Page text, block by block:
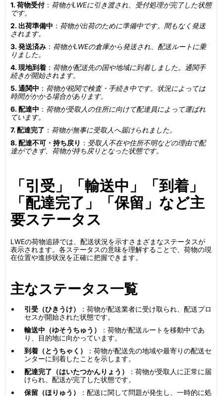
1. 荷物受付： 荷物がLWEに引き渡され、受付処理が完了した状態
です。
2. 出荷準備中 ： 荷物が出荷のために準備中です。間もなく発送
されます。
3. 発送済み ： 荷物がLWEの倉庫から発送され、配送ルートに乗
りました。
4. 現地到着 ： 荷物が配送先の国や地域に到着しました。通関手
続きが開始されます。
5. 通関中 ： 荷物が税関で検査・手続き中です。状況によっては
時間がかかる場合があります。
6. 配達中 ： 荷物が受取人の住所に向けて配達員によって運ばれ
ています。
7. 配達完了 ： 荷物が無事に受取人へ届けられました。
8. 配達不可・持ち戻り ： 受取人不在や住所不明などの理由で配
達ができず、荷物が持ち戻りとなった状態です。
「引受」「輸送中」「到着」
「配達完了」「保留」など主
要ステータス
LWEの荷物追跡では、配送状況を示すさまざまなステータスが
表示されます。各ステータスの意味を理解することで、荷物の現
在位置や進捗状況を正確に把握できます。
主なステータス一覧
引受（ひきうけ）
：荷物が配送業者に受け取られ、配送プロ
セスが開始された状態です。
輸送中（ゆそうちゅう）
：荷物が配送ルートを移動中であ
り、目的地に向かっています。
到着（とうちゃく）
：荷物が配送先の地域や最寄りの配送セ
ンターに到着したことを示します。
配達完了（はいたつかんりょう）
：荷物が受取人に正常に届
けられ、配送が完了した状態です。
保留（ほりゅう）
：配送に関して問題が発生し、一時的に処